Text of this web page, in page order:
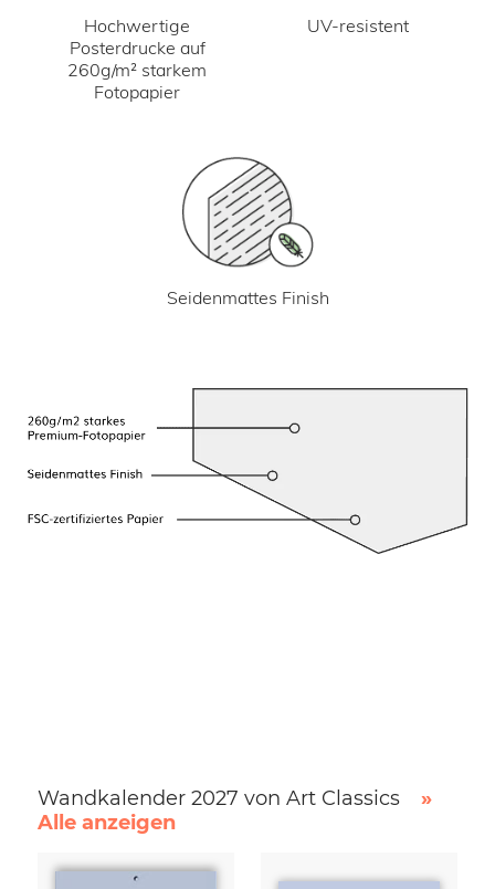
Hochwertige
Posterdrucke auf
260g/m² starkem
Fotopapier
UV-resistent
Seidenmattes Finish
Wandkalender 2027 von Art Classics
»
Alle anzeigen